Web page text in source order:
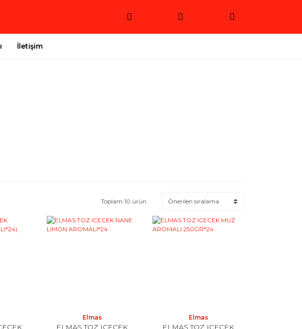
İletişim
Toplam 10 ürün
Elmas
ELMAS TOZ ICECEK
Elmas
ELMAS TOZ ICECEK